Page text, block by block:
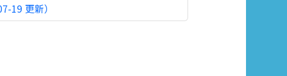
19 更新）